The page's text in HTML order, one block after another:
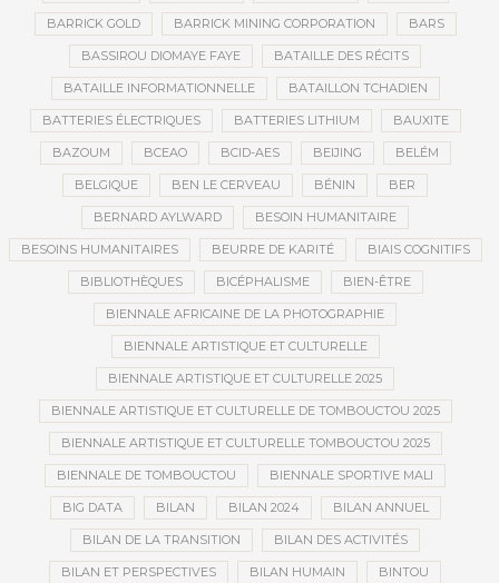
BARRICK GOLD BARRICK MINING CORPORATION BARS
BASSIROU DIOMAYE FAYE BATAILLE DES RÉCITS
BATAILLE INFORMATIONNELLE BATAILLON TCHADIEN
BATTERIES ÉLECTRIQUES BATTERIES LITHIUM BAUXITE
BAZOUM BCEAO BCID-AES BEIJING BELÉM
BELGIQUE BEN LE CERVEAU BÉNIN BER
BERNARD AYLWARD BESOIN HUMANITAIRE
BESOINS HUMANITAIRES BEURRE DE KARITÉ BIAIS COGNITIFS
BIBLIOTHÈQUES BICÉPHALISME BIEN-ÊTRE
BIENNALE AFRICAINE DE LA PHOTOGRAPHIE
BIENNALE ARTISTIQUE ET CULTURELLE
BIENNALE ARTISTIQUE ET CULTURELLE 2025
BIENNALE ARTISTIQUE ET CULTURELLE DE TOMBOUCTOU 2025
BIENNALE ARTISTIQUE ET CULTURELLE TOMBOUCTOU 2025
BIENNALE DE TOMBOUCTOU BIENNALE SPORTIVE MALI
BIG DATA BILAN BILAN 2024 BILAN ANNUEL
BILAN DE LA TRANSITION BILAN DES ACTIVITÉS
BILAN ET PERSPECTIVES BILAN HUMAIN BINTOU